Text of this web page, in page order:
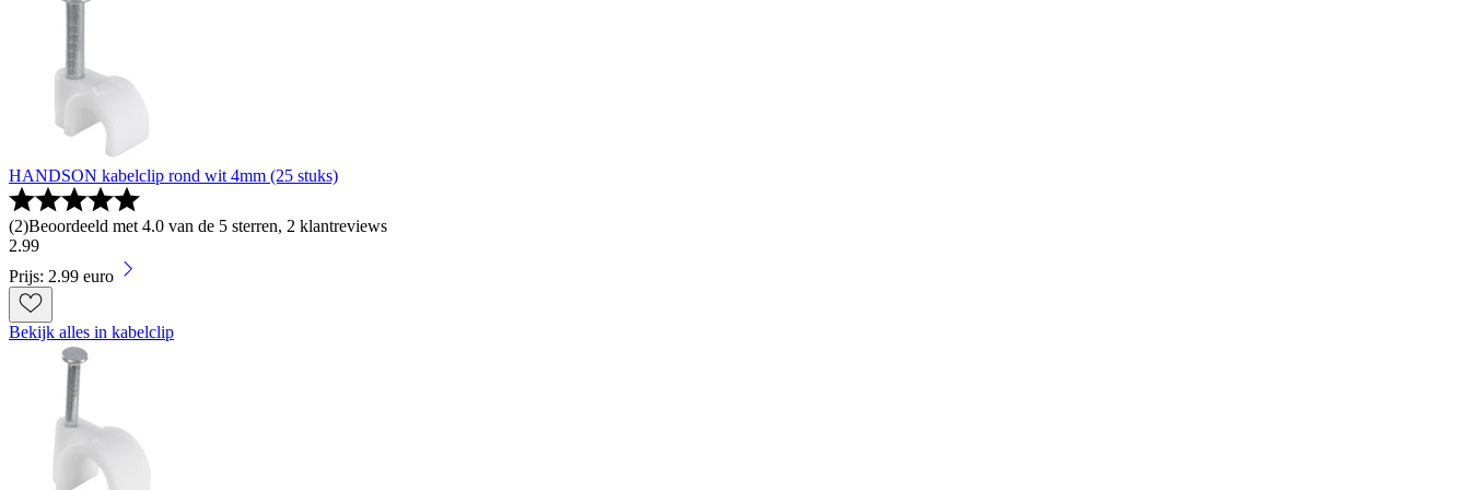
HANDSON kabelclip rond wit 4mm (25 stuks)
(2)Beoordeeld met 4.0 van de 5 sterren, 2 klantreviews
2.99
Prijs: 2.99 euro
Bekijk alles in kabelclip